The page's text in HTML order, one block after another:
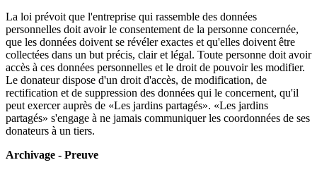
La loi prévoit que l'entreprise qui rassemble des données
personnelles doit avoir le consentement de la personne concernée,
que les données doivent se révéler exactes et qu'elles doivent être
collectées dans un but précis, clair et légal. Toute personne doit avoir
accès à ces données personnelles et le droit de pouvoir les modifier.
Le donateur dispose d'un droit d'accès, de modification, de
rectification et de suppression des données qui le concernent, qu'il
peut exercer auprès de «Les jardins partagés». «Les jardins
partagés» s'engage à ne jamais communiquer les coordonnées de ses
donateurs à un tiers.
Archivage - Preuve